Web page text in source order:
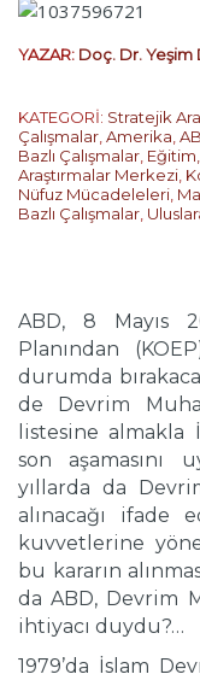
YAZAR: Doç. Dr. Yeşim
KATEGORİ: Stratejik
Çalışmalar,Amerika,
Bazlı Çalışmalar,
Araştırmalar Merkezi,
Nüfuz Mücadeleleri,
Bazlı Çalışmalar,
ABD, 8 Mayıs
Planından
durumda
de Devrim
listesine almakla
son aşamasını
yıllarda da
alınacağı ifade
kuvvetlerine
bu kararın
da ABD, Devrim
ihtiyacı duydu?…
1979’da İslam